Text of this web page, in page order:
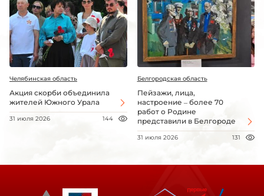
Челябинская область
Акция скорби объединила
жителей Южного Урала
31 июля 2026 144
Белгородская область
Пейзажи, лица,
настроение – более 70
работ о Родине
представили в Белгороде
31 июля 2026 131